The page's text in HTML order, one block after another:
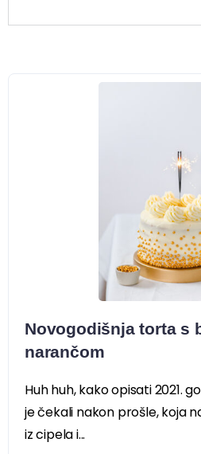
Novogodišnja torta s
narančom
Huh huh, kako opisati 2021.
je čekali nakon prošle, koja
iz cipela i...